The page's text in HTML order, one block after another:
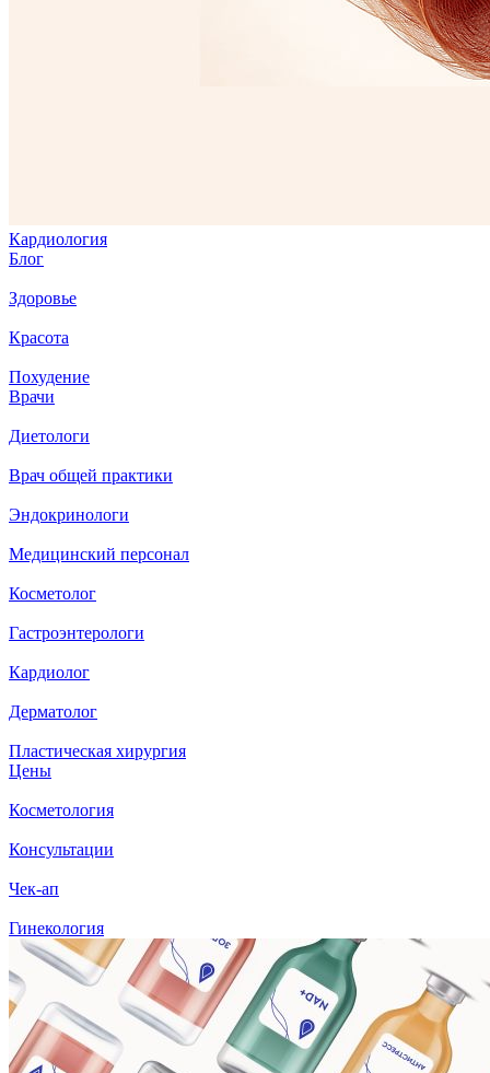
Кардиология
Блог
Здоровье
Красота
Похудение
Врачи
Диетологи
Врач общей практики
Эндокринологи
Медицинский персонал
Косметолог
Гастроэнтерологи
Кардиолог
Дерматолог
Пластическая хирургия
Цены
Косметология
Консультации
Чек-ап
Гинекология